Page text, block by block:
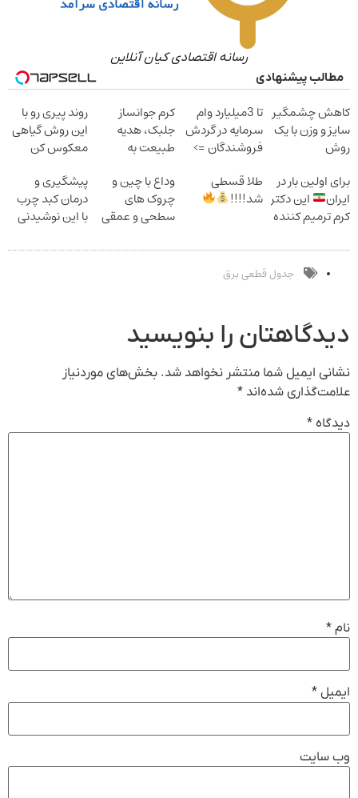
رسانه اقتصادی کیان آنلاین
مطالب پیشنهادی
کاهش چشمگیر
سایز و وزن با یک
روش
تا 3میلیارد وام
سرمایه در گردش
فروشندگان =>
ثبت کن
کرم جوانساز
جلبک، هدیه
طبیعت به
تخفیف ویژه)
روند پیری رو با
این روش گیاهی
معکوس کن
برای اولین بار در
ایران
این دکتر
کرم ترمیم کننده
طلا قسطی
شد!!!!
وداع با چین و
چروک های
سطحی و عمقی
پیشگیری و
درمان کبد چرب
با این نوشیدنی
جدول قطعی برق
دیدگاهتان را بنویسید
نشانی ایمیل شما منتشر نخواهد شد. بخش‌های موردنیاز
علامت‌گذاری شده‌اند *
دیدگاه *
نام *
ایمیل *
وب‌ سایت